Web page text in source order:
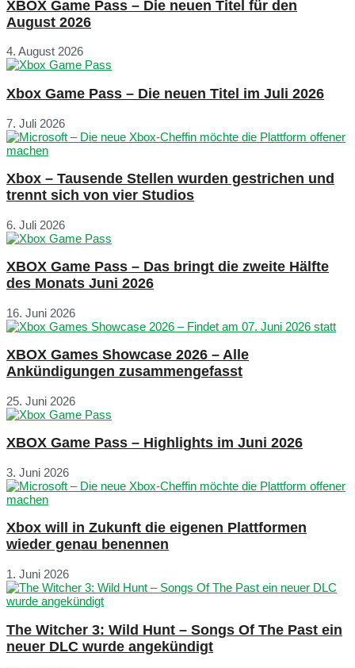
XBOX Game Pass – Die neuen Titel für den
August 2026
4. August 2026
Xbox Game Pass – Die neuen Titel im Juli 2026
7. Juli 2026
Xbox – Tausende Stellen wurden gestrichen und
trennt sich von vier Studios
6. Juli 2026
XBOX Game Pass – Das bringt die zweite Hälfte
des Monats Juni 2026
16. Juni 2026
XBOX Games Showcase 2026 – Alle
Ankündigungen zusammengefasst
25. Juni 2026
XBOX Game Pass – Highlights im Juni 2026
3. Juni 2026
Xbox will in Zukunft die eigenen Plattformen
wieder genau benennen
1. Juni 2026
The Witcher 3: Wild Hunt – Songs Of The Past ein
neuer DLC wurde angekündigt